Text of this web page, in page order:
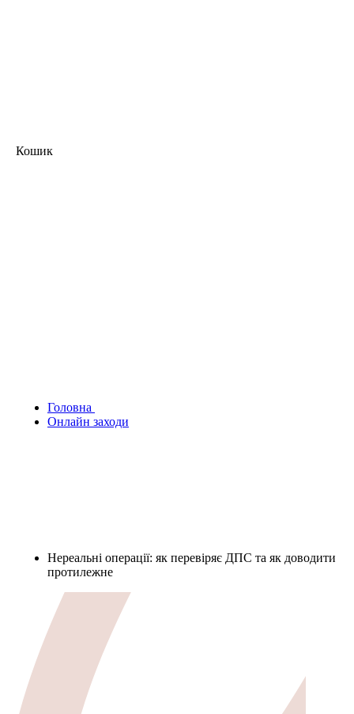
Кошик
Головна
Онлайн заходи
Нереальні операції: як перевіряє ДПС та як доводити
протилежне